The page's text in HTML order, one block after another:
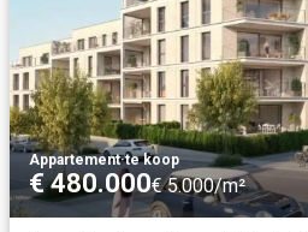
Appartement·te koop
€ 480.000€ 5.000/m²